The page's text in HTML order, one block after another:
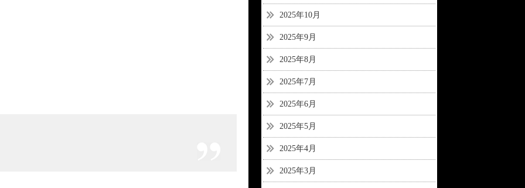
2025年10月
2025年9月
2025年8月
2025年7月
2025年6月
2025年5月
2025年4月
2025年3月